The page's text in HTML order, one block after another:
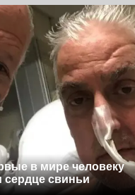
в мире человеку
сердце свиньи